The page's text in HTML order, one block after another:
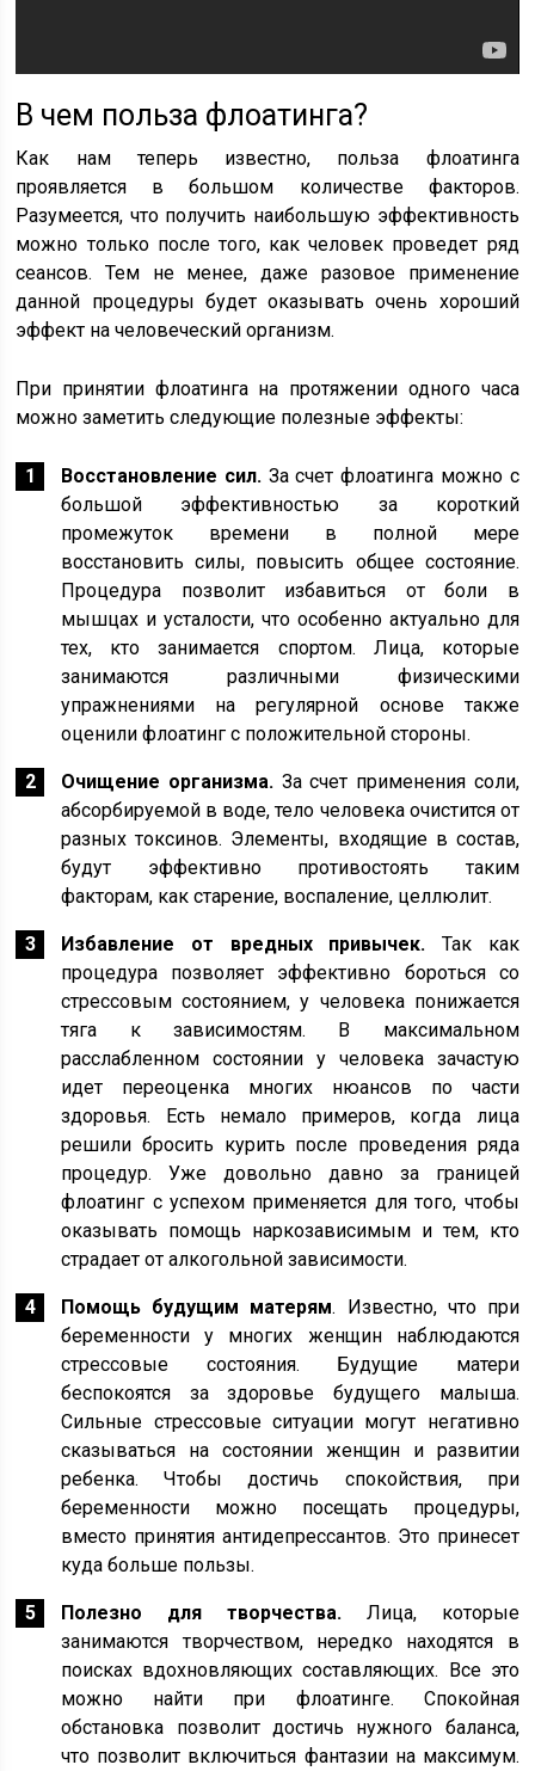
В чем польза флоатинга?
Как нам теперь известно, польза флоатинга
проявляется в большом количестве факторов.
Разумеется, что получить наибольшую эффективность
можно только после того, как человек проведет ряд
сеансов. Тем не менее, даже разовое применение
данной процедуры будет оказывать очень хороший
эффект на человеческий организм.
При принятии флоатинга на протяжении одного часа
можно заметить следующие полезные эффекты:
Восстановление сил. За счет флоатинга можно с
большой эффективностью за короткий
промежуток времени в полной мере
восстановить силы, повысить общее состояние.
Процедура позволит избавиться от боли в
мышцах и усталости, что особенно актуально для
тех, кто занимается спортом. Лица, которые
занимаются различными физическими
упражнениями на регулярной основе также
оценили флоатинг с положительной стороны.
Очищение организма. За счет применения соли,
абсорбируемой в воде, тело человека очистится от
разных токсинов. Элементы, входящие в состав,
будут эффективно противостоять таким
факторам, как старение, воспаление, целлюлит.
Избавление от вредных привычек. Так как
процедура позволяет эффективно бороться со
стрессовым состоянием, у человека понижается
тяга к зависимостям. В максимальном
расслабленном состоянии у человека зачастую
идет переоценка многих нюансов по части
здоровья. Есть немало примеров, когда лица
решили бросить курить после проведения ряда
процедур. Уже довольно давно за границей
флоатинг с успехом применяется для того, чтобы
оказывать помощь наркозависимым и тем, кто
страдает от алкогольной зависимости.
Помощь будущим матерям. Известно, что при
беременности у многих женщин наблюдаются
стрессовые состояния. Будущие матери
беспокоятся за здоровье будущего малыша.
Сильные стрессовые ситуации могут негативно
сказываться на состоянии женщин и развитии
ребенка. Чтобы достичь спокойствия, при
беременности можно посещать процедуры,
вместо принятия антидепрессантов. Это принесет
куда больше пользы.
Полезно для творчества. Лица, которые
занимаются творчеством, нередко находятся в
поисках вдохновляющих составляющих. Все это
можно найти при флоатинге. Спокойная
обстановка позволит достичь нужного баланса,
что позволит включиться фантазии на максимум.